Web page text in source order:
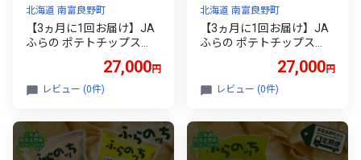
北海道 南富良野町
【3ヵ月に1回お届け】JA
ふらの ポテトチップス
【ふらのっち】うすしお＆
のり塩各12袋 計24袋 ふら
の農業協同組合(南富良野
便
27,000円
レビュー (0件)
北海道 南富良野町
【3ヵ月に1回お届け】JA
ふらの ポテトチップス
【ふらのっち】うすしお＆
コンソメ各12袋 計24袋 ふ
らの農業協同組合(南富良
期便
27,000円
レビュー (0件)